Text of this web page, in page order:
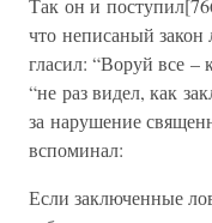
Так он и
что неписаный
гласил: “Воруй все
“не раз видел, как
за нарушение
вспоминал:
Если заключенные